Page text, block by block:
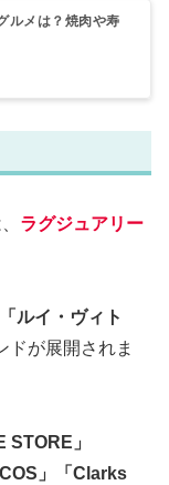
ルメは？焼肉や寿
ラグジュアリー
ルイ・ヴィト
ドが展開されま
STORE」
」「Clarks